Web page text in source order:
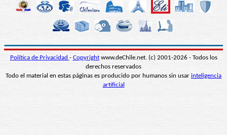
Política de Privacidad - Copyrightwww.deChile.net. (c) 2001-2026 - Todos los
derechos reservados
Todo el material en estas páginas es producido por humanos sin usar inteligencia
artificial